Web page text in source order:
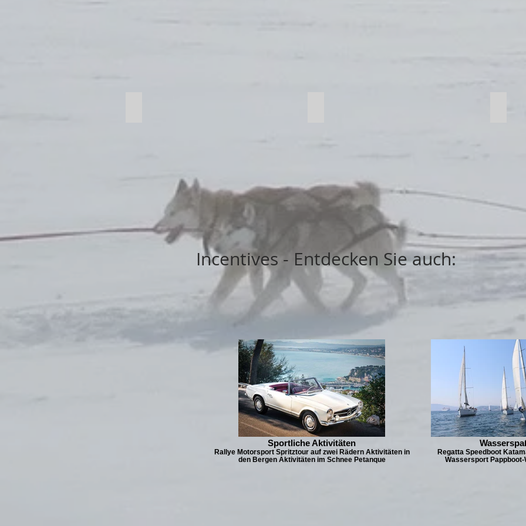
Incentives - Entdecken Sie auch:
Sportliche Aktivitäten
Rallye Motorsport Spritztour auf zwei Rädern Aktivitäten in
den Bergen Aktivitäten im Schnee Petanque
Regatta Speedboot
Wassersport Pappboot-